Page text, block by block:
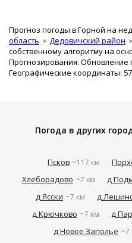
Прогноз погоды в Горной на
область
Дедовичский район
собственному алгоритму на
Прогнозирования. Обновление
Географические координаты:
Погода в других
Псков ~117 км
Хлеборадово ~7 км д
д Ясски ~7 км д
д Крючково ~7 км д
д Новое Заполье ~7